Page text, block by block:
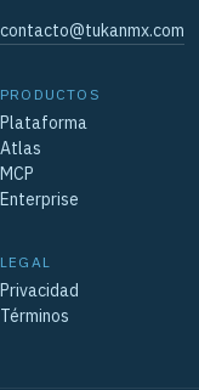
contacto@tukanmx.com
PRODUCTOS
Plataforma
Atlas
MCP
Enterprise
LEGAL
Privacidad
Términos